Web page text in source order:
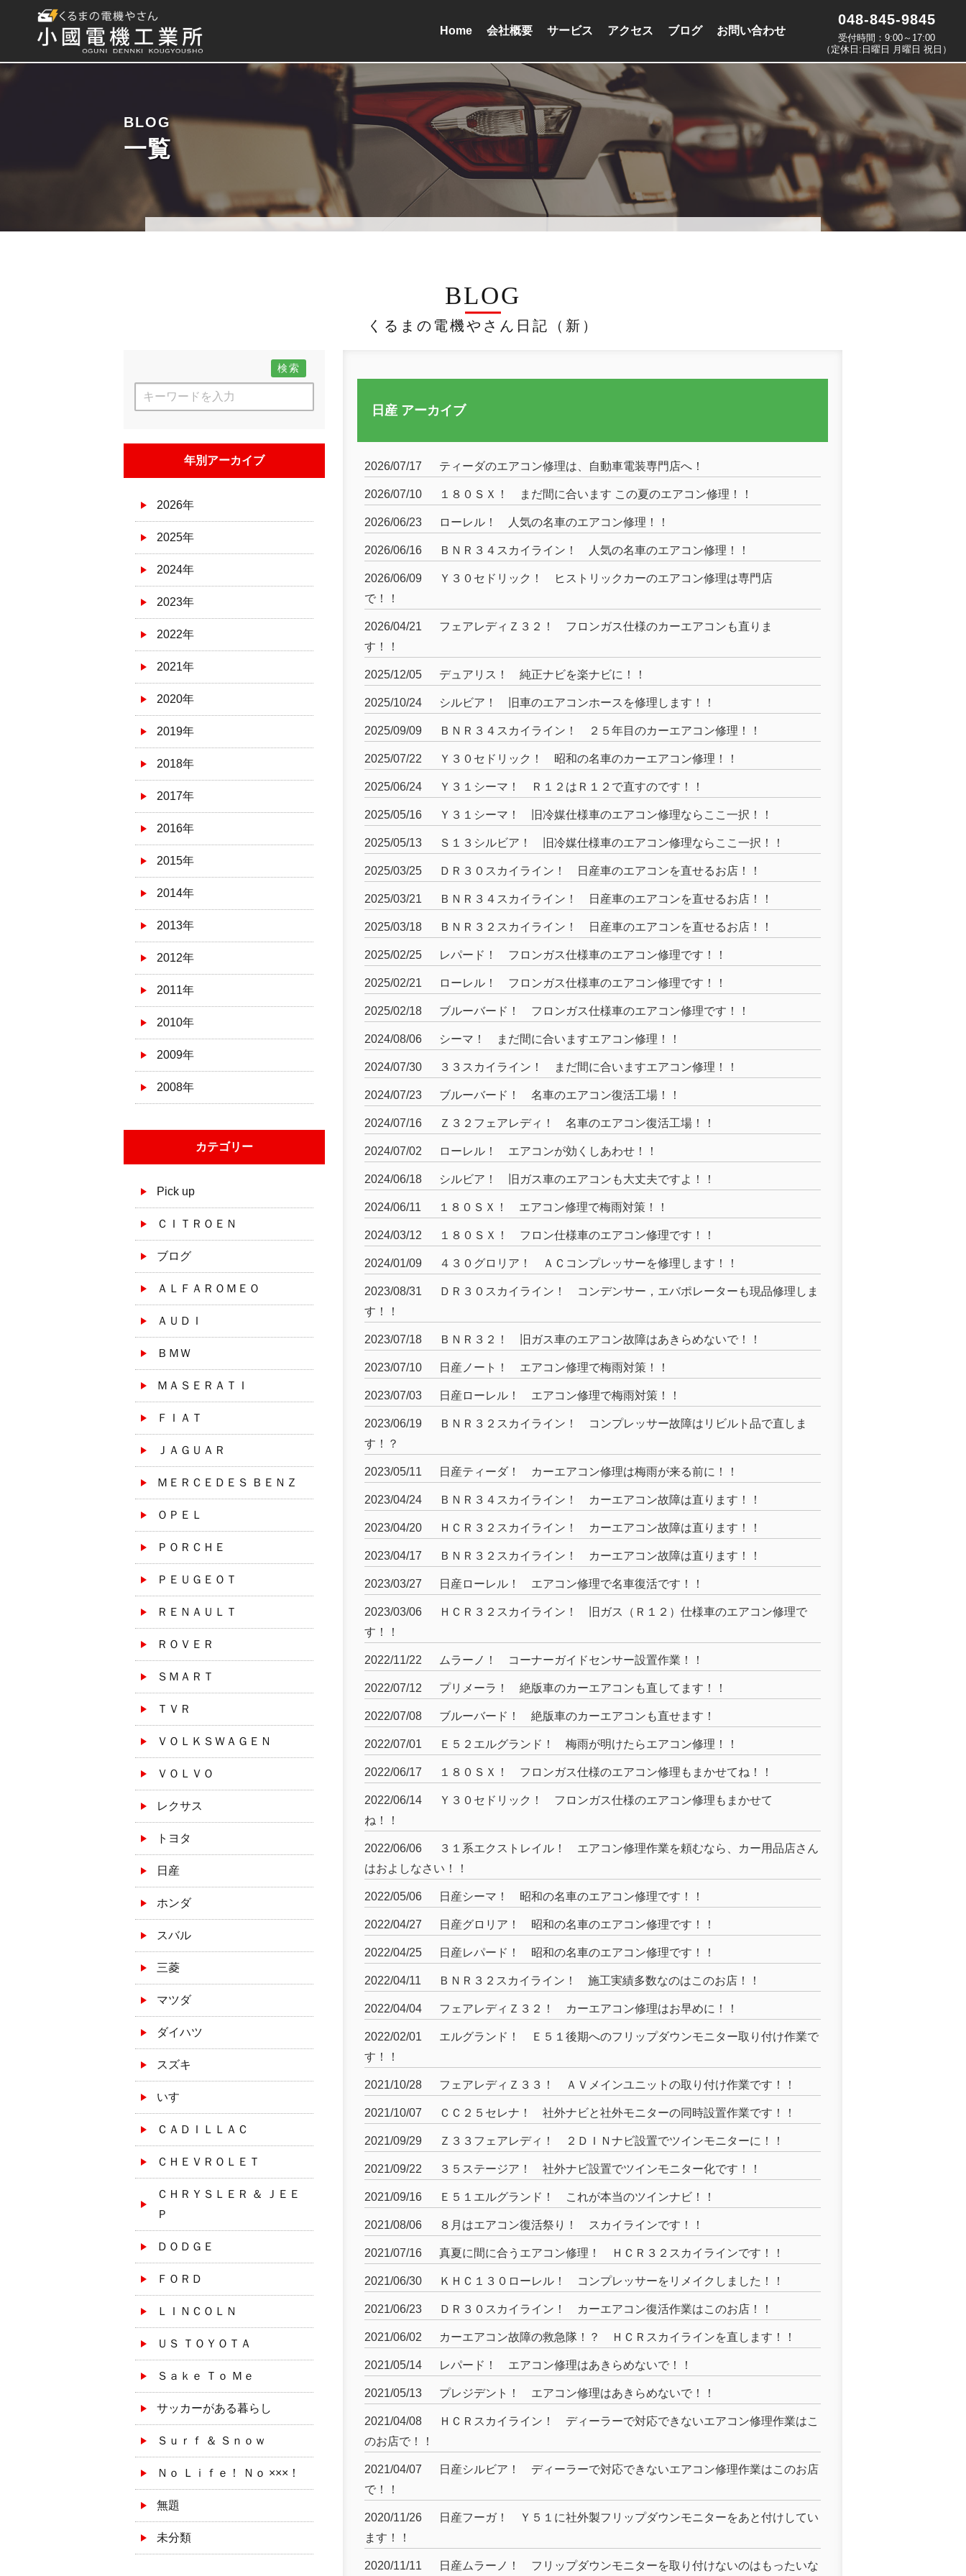
Home 会社概要 サービス アクセス ブログ お問い合わせ
048-845-9845
受付時間：9:00～17:00
（定休日:日曜日 月曜日 祝日）
BLOG
一覧
BLOG
くるまの電機やさん日記（新）
検索
年別アーカイブ
2026年
2025年
2024年
2023年
2022年
2021年
2020年
2019年
2018年
2017年
2016年
2015年
2014年
2013年
2012年
2011年
2010年
2009年
2008年
カテゴリー
Pick up
ＣＩＴＲＯＥＮ
ブログ
ＡＬＦＡＲＯＭＥＯ
ＡＵＤＩ
ＢＭＷ
ＭＡＳＥＲＡＴＩ
ＦＩＡＴ
ＪＡＧＵＡＲ
ＭＥＲＣＥＤＥＳ ＢＥＮＺ
ＯＰＥＬ
ＰＯＲＣＨＥ
ＰＥＵＧＥＯＴ
ＲＥＮＡＵＬＴ
ＲＯＶＥＲ
ＳＭＡＲＴ
ＴＶＲ
ＶＯＬＫＳＷＡＧＥＮ
ＶＯＬＶＯ
レクサス
トヨタ
日産
ホンダ
スバル
三菱
マツダ
ダイハツ
スズキ
いすゞ
ＣＡＤＩＬＬＡＣ
ＣＨＥＶＲＯＬＥＴ
ＣＨＲＹＳＬＥＲ ＆ ＪＥＥ
Ｐ
ＤＯＤＧＥ
ＦＯＲＤ
ＬＩＮＣＯＬＮ
ＵＳ ＴＯＹＯＴＡ
Ｓａｋｅ Ｔｏ Ｍｅ
サッカーがある暮らし
Ｓｕｒｆ ＆ Ｓｎｏｗ
Ｎｏ Ｌｉｆｅ！ Ｎｏ ×××！
無題
未分類
日産 アーカイブ
2026/07/17 ティーダのエアコン修理は、自動車電装専門店へ！
2026/07/10 １８０ＳＸ！ まだ間に合います この夏のエアコン修理！！
2026/06/23 ローレル！ 人気の名車のエアコン修理！！
2026/06/16 ＢＮＲ３４スカイライン！ 人気の名車のエアコン修理！！
2026/06/09
Ｙ３０セドリック！ ヒストリックカーのエアコン修理は専門店
で！！
2026/04/21
フェアレディＺ３２！ フロンガス仕様のカーエアコンも直りま
す！！
2025/12/05 デュアリス！ 純正ナビを楽ナビに！！
2025/10/24 シルビア！ 旧車のエアコンホースを修理します！！
2025/09/09 ＢＮＲ３４スカイライン！ ２５年目のカーエアコン修理！！
2025/07/22 Ｙ３０セドリック！ 昭和の名車のカーエアコン修理！！
2025/06/24 Ｙ３１シーマ！ Ｒ１２はＲ１２で直すのです！！
2025/05/16 Ｙ３１シーマ！ 旧冷媒仕様車のエアコン修理ならここ一択！！
2025/05/13 Ｓ１３シルビア！ 旧冷媒仕様車のエアコン修理ならここ一択！！
2025/03/25 ＤＲ３０スカイライン！ 日産車のエアコンを直せるお店！！
2025/03/21 ＢＮＲ３４スカイライン！ 日産車のエアコンを直せるお店！！
2025/03/18 ＢＮＲ３２スカイライン！ 日産車のエアコンを直せるお店！！
2025/02/25 レパード！ フロンガス仕様車のエアコン修理です！！
2025/02/21 ローレル！ フロンガス仕様車のエアコン修理です！！
2025/02/18 ブルーバード！ フロンガス仕様車のエアコン修理です！！
2024/08/06 シーマ！ まだ間に合いますエアコン修理！！
2024/07/30 ３３スカイライン！ まだ間に合いますエアコン修理！！
2024/07/23 ブルーバード！ 名車のエアコン復活工場！！
2024/07/16 Ｚ３２フェアレディ！ 名車のエアコン復活工場！！
2024/07/02 ローレル！ エアコンが効くしあわせ！！
2024/06/18 シルビア！ 旧ガス車のエアコンも大丈夫ですよ！！
2024/06/11 １８０ＳＸ！ エアコン修理で梅雨対策！！
2024/03/12 １８０ＳＸ！ フロン仕様車のエアコン修理です！！
2024/01/09 ４３０グロリア！ ＡＣコンプレッサーを修理します！！
2023/08/31
ＤＲ３０スカイライン！ コンデンサー，エバポレーターも現品修理しま
す！！
2023/07/18 ＢＮＲ３２！ 旧ガス車のエアコン故障はあきらめないで！！
2023/07/10 日産ノート！ エアコン修理で梅雨対策！！
2023/07/03 日産ローレル！ エアコン修理で梅雨対策！！
2023/06/19
ＢＮＲ３２スカイライン！ コンプレッサー故障はリビルト品で直しま
す！？
2023/05/11 日産ティーダ！ カーエアコン修理は梅雨が来る前に！！
2023/04/24 ＢＮＲ３４スカイライン！ カーエアコン故障は直ります！！
2023/04/20 ＨＣＲ３２スカイライン！ カーエアコン故障は直ります！！
2023/04/17 ＢＮＲ３２スカイライン！ カーエアコン故障は直ります！！
2023/03/27 日産ローレル！ エアコン修理で名車復活です！！
2023/03/06
ＨＣＲ３２スカイライン！ 旧ガス（Ｒ１２）仕様車のエアコン修理で
す！！
2022/11/22 ムラーノ！ コーナーガイドセンサー設置作業！！
2022/07/12 プリメーラ！ 絶版車のカーエアコンも直してます！！
2022/07/08 ブルーバード！ 絶版車のカーエアコンも直せます！
2022/07/01 Ｅ５２エルグランド！ 梅雨が明けたらエアコン修理！！
2022/06/17 １８０ＳＸ！ フロンガス仕様のエアコン修理もまかせてね！！
2022/06/14
Ｙ３０セドリック！ フロンガス仕様のエアコン修理もまかせて
ね！！
2022/06/06
３１系エクストレイル！ エアコン修理作業を頼むなら、カー用品店さん
はおよしなさい！！
2022/05/06 日産シーマ！ 昭和の名車のエアコン修理です！！
2022/04/27 日産グロリア！ 昭和の名車のエアコン修理です！！
2022/04/25 日産レパード！ 昭和の名車のエアコン修理です！！
2022/04/11 ＢＮＲ３２スカイライン！ 施工実績多数なのはこのお店！！
2022/04/04 フェアレディＺ３２！ カーエアコン修理はお早めに！！
2022/02/01
エルグランド！ Ｅ５１後期へのフリップダウンモニター取り付け作業で
す！！
2021/10/28 フェアレディＺ３３！ ＡＶメインユニットの取り付け作業です！！
2021/10/07 ＣＣ２５セレナ！ 社外ナビと社外モニターの同時設置作業です！！
2021/09/29 Ｚ３３フェアレディ！ ２ＤＩＮナビ設置でツインモニターに！！
2021/09/22 ３５ステージア！ 社外ナビ設置でツインモニター化です！！
2021/09/16 Ｅ５１エルグランド！ これが本当のツインナビ！！
2021/08/06 ８月はエアコン復活祭り！ スカイラインです！！
2021/07/16 真夏に間に合うエアコン修理！ ＨＣＲ３２スカイラインです！！
2021/06/30 ＫＨＣ１３０ローレル！ コンプレッサーをリメイクしました！！
2021/06/23 ＤＲ３０スカイライン！ カーエアコン復活作業はこのお店！！
2021/06/02 カーエアコン故障の救急隊！？ ＨＣＲスカイラインを直します！！
2021/05/14 レパード！ エアコン修理はあきらめないで！！
2021/05/13 プレジデント！ エアコン修理はあきらめないで！！
2021/04/08
ＨＣＲスカイライン！ ディーラーで対応できないエアコン修理作業はこ
のお店で！！
2021/04/07
日産シルビア！ ディーラーで対応できないエアコン修理作業はこのお店
で！！
2020/11/26
日産フーガ！ Ｙ５１に社外製フリップダウンモニターをあと付けしてい
ます！！
2020/11/11 日産ムラーノ！ フリップダウンモニターを取り付けないのはもったいな